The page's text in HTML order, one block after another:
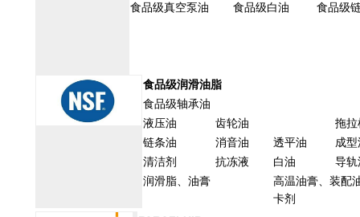
食品级真空泵油
食品级白油 食品级
食品级润滑油脂
食品级轴承油
液压油
齿轮油
拖拉
链条油
消音油 透平油
成型
清洁剂
抗冻液 白油
导轨
润滑脂、油膏
高温油膏
装配
卡剂